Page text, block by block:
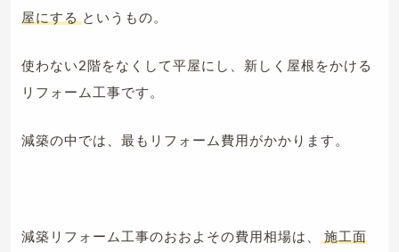
屋にする というもの。
使わない2階をなくして平屋にし、新しく屋根をかける
リフォーム工事です。
減築の中では、最もリフォーム費用がかかります。
減築リフォーム工事のおおよその費用相場は、
施工面